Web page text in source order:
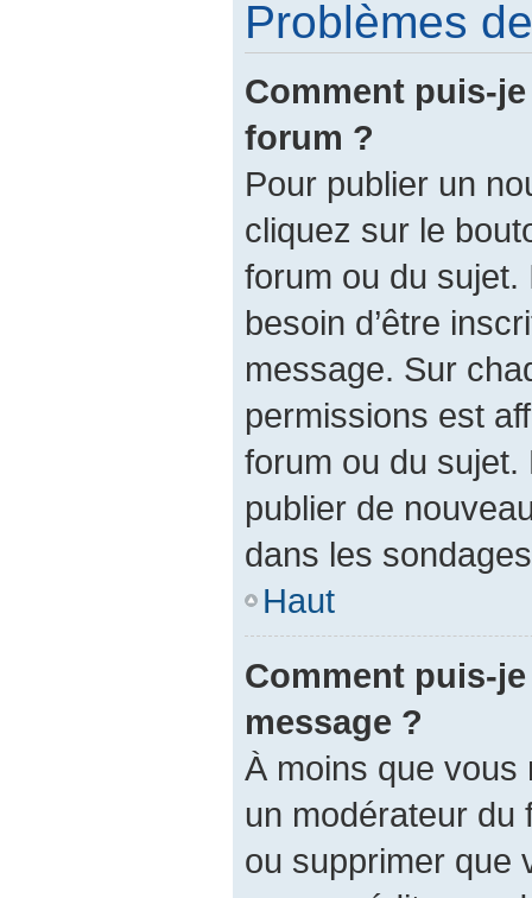
Problèmes
Comment puis-
forum ?
Pour publier un
cliquez sur le
forum ou du
besoin d’être
message. Sur
permissions est
forum ou du
publier de
dans les
Haut
Comment puis-
message ?
À moins que
un modérateur du
ou supprimer que